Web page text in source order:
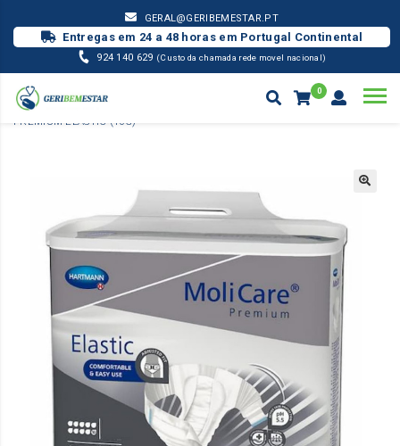
GERAL@GERIBEMESTAR.PT
Entregas em 24 a 48 horas em Portugal Continental
924 140 629 (Custo da chamada rede movel nacional)
0
INCONTINÊNCIA FRALDA MOLICARE - HARTMANN
MOLICARE
PREMIUM ELASTIC (10G)